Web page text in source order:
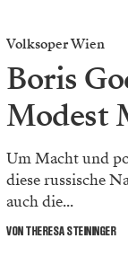
Volksoper Wien
Boris
Modest
Um Macht und
diese russische
auch die...
VON THERESA STEININGER